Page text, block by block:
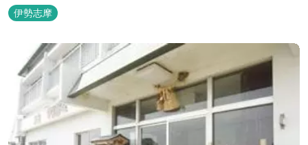
伊勢志摩